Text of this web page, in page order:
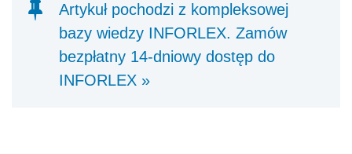
Artykuł pochodzi z kompleksowej
bazy wiedzy INFORLEX. Zamów
bezpłatny 14-dniowy dostęp do
INFORLEX »